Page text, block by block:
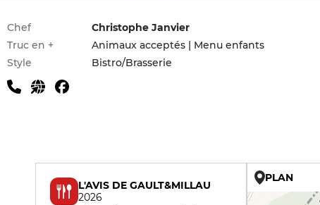
Infos pratiques
Chef
Christophe Janvier
Truc en +
Animaux acceptés | Menu enfants
Style
Bistro/Brasserie
L'AVIS DE GAULT&MILLAU
2026
PLAN